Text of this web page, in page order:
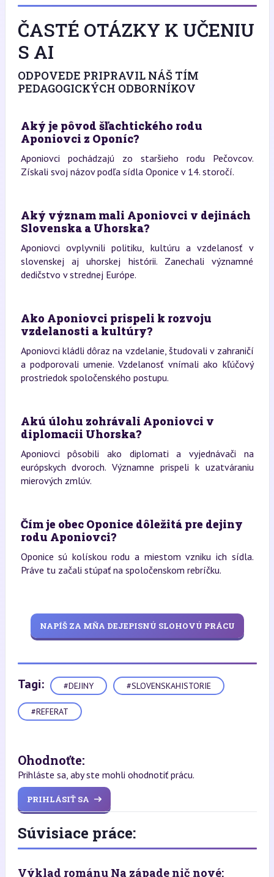
ČASTÉ OTÁZKY K UČENIU
S AI
ODPOVEDE PRIPRAVIL NÁŠ TÍM
PEDAGOGICKÝCH ODBORNÍKOV
Aký je pôvod šľachtického rodu
Aponiovci z Oponíc?
Aponiovci pochádzajú zo staršieho rodu Pečovcov.
Získali svoj názov podľa sídla Oponice v 14. storočí.
Aký význam mali Aponiovci v dejinách
Slovenska a Uhorska?
Aponiovci ovplyvnili politiku, kultúru a vzdelanosť v
slovenskej aj uhorskej histórii. Zanechali významné
dedičstvo v strednej Európe.
Ako Aponiovci prispeli k rozvoju
vzdelanosti a kultúry?
Aponiovci kládli dôraz na vzdelanie, študovali v zahraničí
a podporovali umenie. Vzdelanosť vnímali ako kľúčový
prostriedok spoločenského postupu.
Akú úlohu zohrávali Aponiovci v
diplomacii Uhorska?
Aponiovci pôsobili ako diplomati a vyjednávači na
európskych dvoroch. Významne prispeli k uzatváraniu
mierových zmlúv.
Čím je obec Oponice dôležitá pre dejiny
rodu Aponiovci?
Oponice sú kolískou rodu a miestom vzniku ich sídla.
Práve tu začali stúpať na spoločenskom rebríčku.
NAPÍŠ ZA MŇA DEJEPISNÚ SLOHOVÚ PRÁCU
Tagi: #DEJINY #SLOVENSKAHISTORIE
#REFERAT
Ohodnoťte:
Prihláste sa, aby ste mohli ohodnotiť prácu.
PRIHLÁSIŤ SA
Súvisiace práce:
Výklad románu Na západe nič nové: